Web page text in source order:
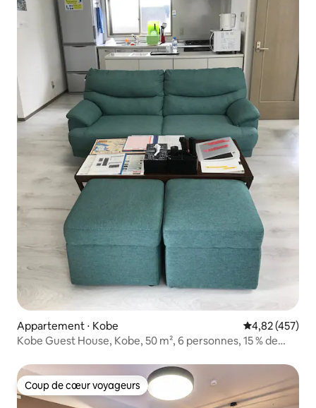
Appartement ⋅ Kobe Évaluation
4,82 (457)
Kobe Guest House, Kobe, 50 m², 6 personnes, 15 % de
Coup de cœur voyageurs
Coup de cœur voyageurs